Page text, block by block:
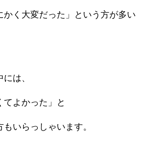
かく大変だった」という方が多い
は、
てよかった」と
いらっしゃいます。